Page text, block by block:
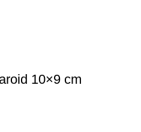
10×9 cm